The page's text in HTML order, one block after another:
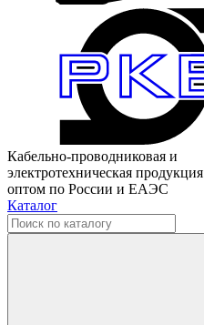
Кабельно-проводниковая и
электротехническая продукция
оптом по России и ЕАЭС
Каталог